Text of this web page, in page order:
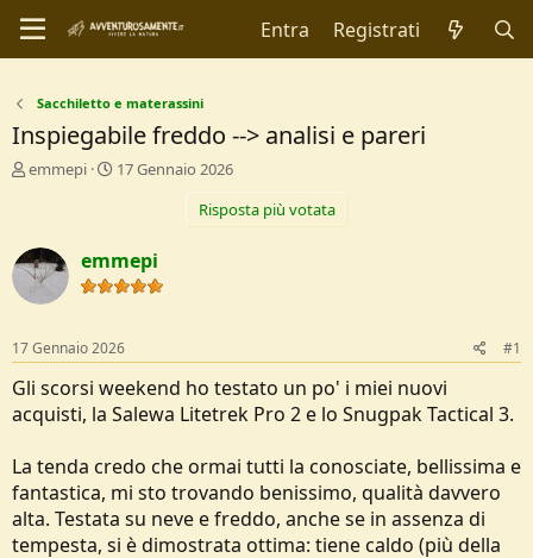
Entra Registrati
Sacchiletto e materassini
Inspiegabile freddo --> analisi e pareri
C
t
o
r
D
i
s
u
s
i
o
n
e
emmepi
D
d
i
I
i
z
i
o
17 Gennaio 2026
Risposta più votata
emmepi
17 Gennaio 2026 #1
Gli scorsi weekend ho testato un po' i miei nuovi
acquisti, la Salewa Litetrek Pro 2 e lo Snugpak Tactical 3.
La tenda credo che ormai tutti la conosciate, bellissima e
fantastica, mi sto trovando benissimo, qualità davvero
alta. Testata su neve e freddo, anche se in assenza di
tempesta, si è dimostrata ottima: tiene caldo (più della